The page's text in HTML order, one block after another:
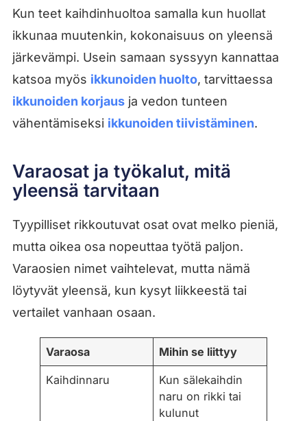
Kun teet kaihdinhuoltoa samalla kun huollat
ikkunaa muutenkin, kokonaisuus on yleensä
järkevämpi. Usein samaan syssyyn kannattaa
katsoa myös ikkunoiden huolto, tarvittaessa
ikkunoiden korjausja vedon tunteen
vähentämiseksi ikkunoiden tiivistäminen.
Varaosat ja työkalut, mitä
yleensä tarvitaan
Tyypilliset rikkoutuvat osat ovat melko pieniä,
mutta oikea osa nopeuttaa työtä paljon.
Varaosien nimet vaihtelevat, mutta nämä
löytyvät yleensä, kun kysyt liikkeestä tai
vertailet vanhaan osaan.
Varaosa Mihin se liittyy
Kaihdinnaru
Kun sälekaihdin
naru on rikki tai
kulunut